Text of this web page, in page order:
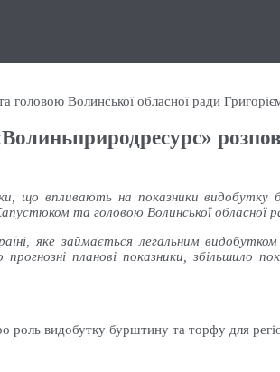
Волинської обласної ради
що впливають на показники
та головою Волинської обласної
яке займається легальним
планові показники,